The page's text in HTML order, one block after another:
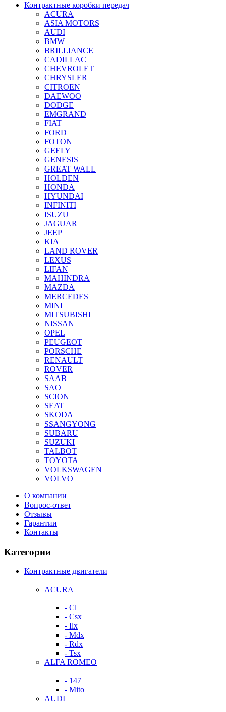
Контрактные коробки передач
ACURA
ASIA MOTORS
AUDI
BMW
BRILLIANCE
CADILLAC
CHEVROLET
CHRYSLER
CITROEN
DAEWOO
DODGE
EMGRAND
FIAT
FORD
FOTON
GEELY
GENESIS
GREAT WALL
HOLDEN
HONDA
HYUNDAI
INFINITI
ISUZU
JAGUAR
JEEP
KIA
LAND ROVER
LEXUS
LIFAN
MAHINDRA
MAZDA
MERCEDES
MINI
MITSUBISHI
NISSAN
OPEL
PEUGEOT
PORSCHE
RENAULT
ROVER
SAAB
SAO
SCION
SEAT
SKODA
SSANGYONG
SUBARU
SUZUKI
TALBOT
TOYOTA
VOLKSWAGEN
VOLVO
О компании
Вопрос-ответ
Отзывы
Гарантии
Контакты
Категории
Контрактные двигатели
ACURA
- Cl
- Csx
- Ilx
- Mdx
- Rdx
- Tsx
ALFA ROMEO
- 147
- Mito
AUDI